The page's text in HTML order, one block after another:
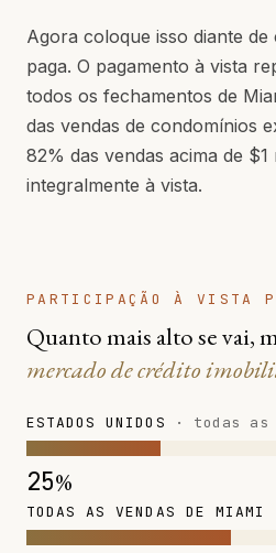
Agora coloque isso diante
paga. O pagamento à vista
todos os fechamentos de
das vendas de condomínios
82% das vendas acima de
integralmente à vista.
PARTICIPAÇÃO À VISTA
Quanto mais alto se vai,
mercado de crédito
ESTADOS UNIDOS · todas as
25%
TODAS AS VENDAS DE MIAMI